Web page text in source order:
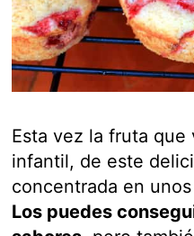
Esta vez la fruta que
infantil, de este
concentrada en
Los puedes